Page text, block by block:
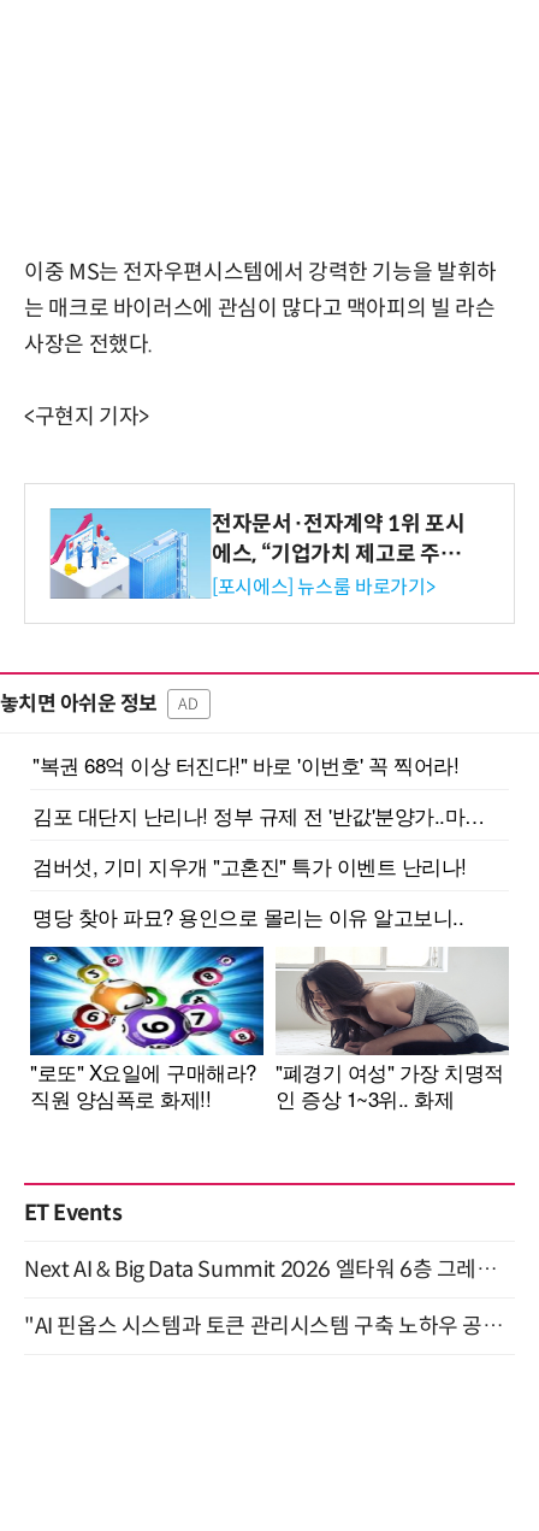
이중 MS는 전자우편시스템에서 강력한 기능을 발휘하
는 매크로 바이러스에 관심이 많다고 맥아피의 빌 라슨
사장은 전했다.
<구현지 기자>
전자문서·전자계약 1위 포시
에스, “기업가치 제고로 주주
환원 강화” 계획 공시
[포시에스] 뉴스룸 바로가기>
놓치면 아쉬운 정보 AD
ET Events
Next AI & Big Data Summit 2026 엘타워 6층 그레이스홀 개최 (9/18)
"AI 핀옵스 시스템과 토큰 관리시스템 구축 노하우 공개" 잠실 한국광고문화회관 2층 대회의실 (8/21)